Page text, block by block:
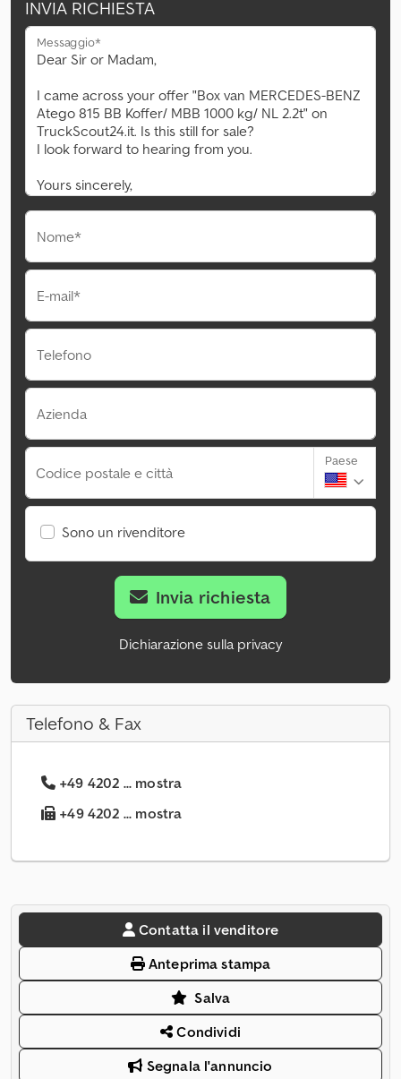
INVIA RICHIESTA
Messaggio*
Nome*
E-mail*
Telefono
Azienda
Codice postale e città
Paese
Sono un rivenditore
Invia richiesta
Dichiarazione sulla privacy
Telefono & Fax
+49 4202 ... mostra
+49 4202 ... mostra
Contatta il venditore
Anteprima stampa
Salva
Condividi
Segnala l'annuncio